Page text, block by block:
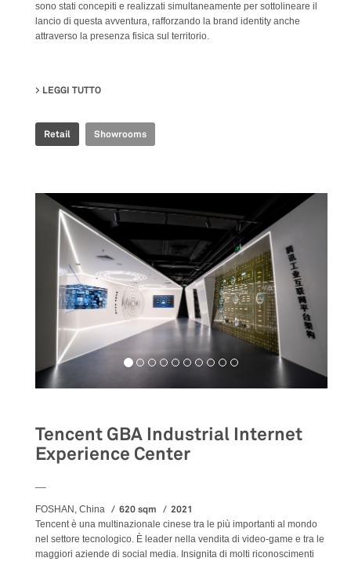
sono stati concepiti e realizzati simultaneamente per sottolineare il
lancio di questa avventura, rafforzando la brand identity anche
attraverso la presenza fisica sul territorio.
LEGGI TUTTO
Retail Showrooms
Tencent GBA Industrial Internet
Experience Center
FOSHAN, China 620 sqm 2021
Tencent è una multinazionale cinese tra le più importanti al mondo
nel settore tecnologico. È leader nella vendita di video-game e tra le
maggiori aziende di social media. Insignita di molti riconoscimenti